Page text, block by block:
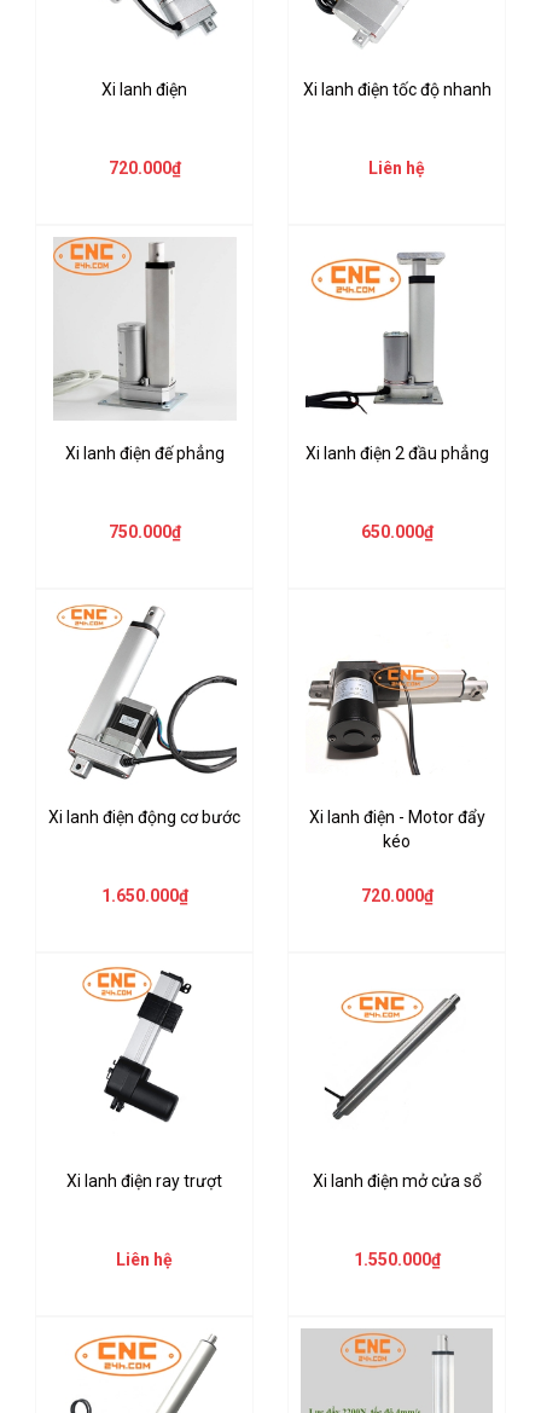
Xi lanh điện
720.000₫
Xi lanh điện tốc độ nhanh
Liên hệ
Xi lanh điện đế phẳng
750.000₫
Xi lanh điện 2 đầu phẳng
650.000₫
Xi lanh điện động cơ bước
1.650.000₫
Xi lanh điện - Motor đẩy
kéo
720.000₫
Xi lanh điện ray trượt
Liên hệ
Xi lanh điện mở cửa sổ
1.550.000₫